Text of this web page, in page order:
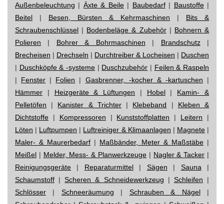
Außenbeleuchtung | Äxte & Beile| Baubedarf| Baustoffe|
Beitel | Besen, Bürsten & Kehrmaschinen | Bits &
Schraubenschlüssel | Bodenbeläge & Zubehör| Bohnern &
Polieren | Bohrer & Bohrmaschinen | Brandschutz|
Brecheisen | Drechseln | Durchtreiber & Locheisen | Duschen
| Duschköpfe & -systeme | Duschzubehör | Feilen & Raspeln
| Fenster | Folien | Gasbrenner, -kocher & -kartuschen |
Hämmer | Heizgeräte & Lüftungen | Hobel| Kamin- &
Pelletöfen | Kanister & Trichter| Klebeband | Kleben &
Dichtstoffe | Kompressoren | Kunststoffplatten | Leitern |
Löten | Luftpumpen | Luftreiniger & Klimaanlagen | Magnete|
Maler- & Maurerbedarf | Maßbänder, Meter & Maßstäbe |
Meißel | Melder, Mess- & Planwerkzeuge | Nagler & Tacker |
Reinigungsgeräte | Reparaturmittel| Sägen | Sauna |
Schaumstoff |Scheren & Schneidewerkzeug | Schleifen |
Schlösser | Schneeräumung | Schrauben & Nägel|